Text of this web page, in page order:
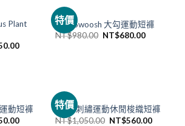
Plant
特價
NIKE
Nike Swoosh 大勾運動短褲
NT$980.00 NT$680.00
動短褲
特價
NIKE
NIKE 刺繡運動休閒梭織短褲
NT$1,050.00 NT$560.00